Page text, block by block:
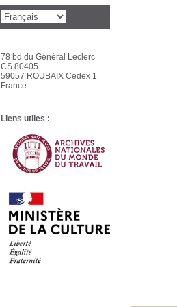
78 bd du Général Leclerc
CS 80405
59057 ROUBAIX Cedex 1
France
Liens utiles :